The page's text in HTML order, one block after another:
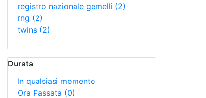
registro nazionale gemelli (2)
rng (2)
twins (2)
Durata
In qualsiasi momento
Ora Passata (0)